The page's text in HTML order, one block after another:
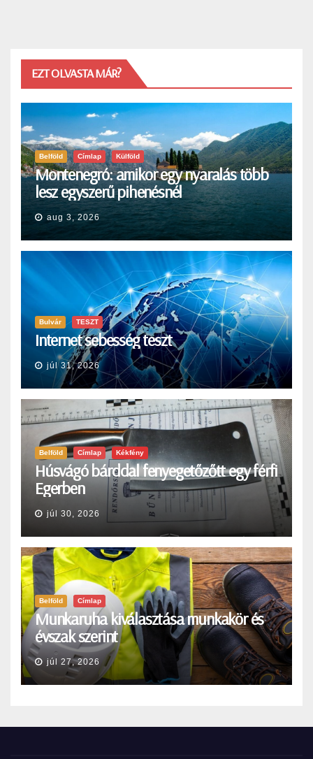
EZT OLVASTA MÁR?
Belföld Címlap Külföld
Montenegró: amikor egy nyaralás több
lesz egyszerű pihenésnél
aug 3, 2026
Bulvár TESZT
Internet sebesség teszt
júl 31, 2026
Belföld Címlap Kékfény
Húsvágó bárddal fenyegetőzőtt egy férfi
Egerben
júl 30, 2026
Belföld Címlap
Munkaruha kiválasztása munkakör és
évszak szerint
júl 27, 2026